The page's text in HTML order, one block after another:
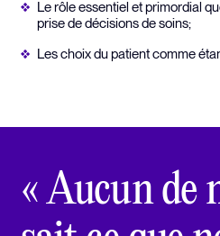
Le rôle essentiel et primordial
prise de décisions de soins;
Les choix du patient comme
« Aucun de